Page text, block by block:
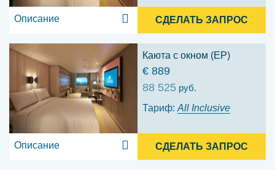
Описание СДЕЛАТЬ ЗАПРОС
Каюта с окном (EP)
€ 889
88 525 руб.
Тариф: All Inclusive
Описание СДЕЛАТЬ ЗАПРОС